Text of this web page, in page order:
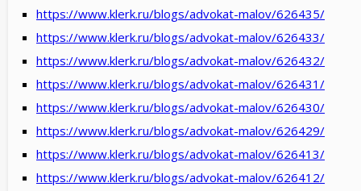
https://www.klerk.ru/blogs/advokat-malov/626435/
https://www.klerk.ru/blogs/advokat-malov/626433/
https://www.klerk.ru/blogs/advokat-malov/626432/
https://www.klerk.ru/blogs/advokat-malov/626431/
https://www.klerk.ru/blogs/advokat-malov/626430/
https://www.klerk.ru/blogs/advokat-malov/626429/
https://www.klerk.ru/blogs/advokat-malov/626413/
https://www.klerk.ru/blogs/advokat-malov/626412/